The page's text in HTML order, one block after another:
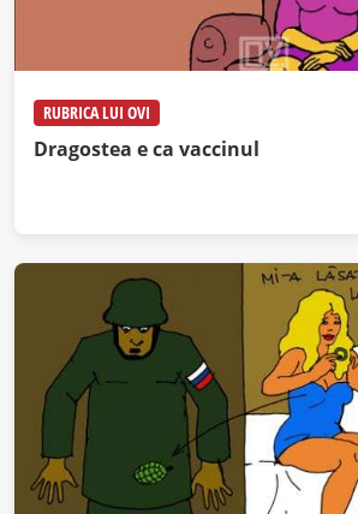
RUBRICA LUI OVI
Dragostea e ca vaccinul